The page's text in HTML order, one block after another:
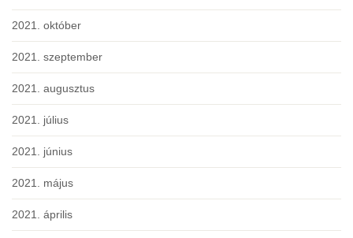
2021. október
2021. szeptember
2021. augusztus
2021. július
2021. június
2021. május
2021. április